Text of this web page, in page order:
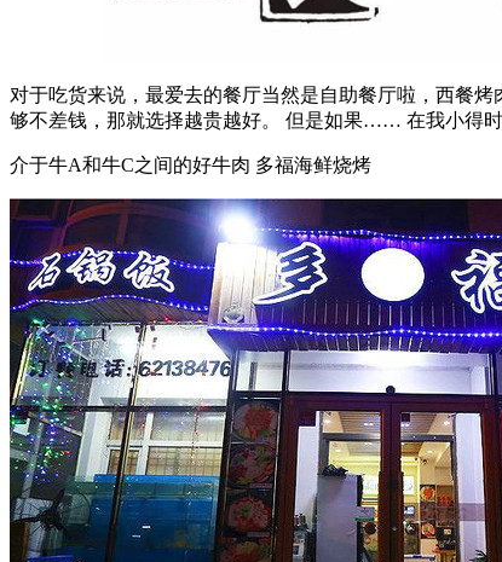
对于吃货来说，最爱去的餐厅当然是自助餐厅啦，西餐
够不差钱，那就选择越贵越好。 但是如果…… 在我小得
介于牛A和牛C之间的好牛肉 多福海鲜烧烤